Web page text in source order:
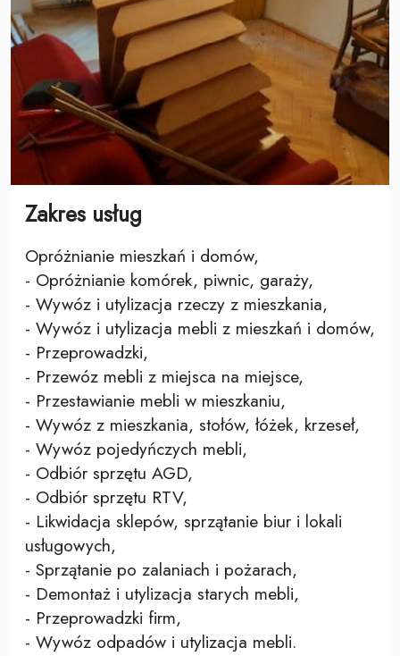
Zakres usług
Opróżnianie mieszkań i domów,
- Opróżnianie komórek, piwnic, garaży,
- Wywóz i utylizacja rzeczy z mieszkania,
- Wywóz i utylizacja mebli z mieszkań i domów,
- Przeprowadzki,
- Przewóz mebli z miejsca na miejsce,
- Przestawianie mebli w mieszkaniu,
- Wywóz z mieszkania, stołów, łóżek, krzeseł,
- Wywóz pojedyńczych mebli,
- Odbiór sprzętu AGD,
- Odbiór sprzętu RTV,
- Likwidacja sklepów, sprzątanie biur i lokali
usługowych,
- Sprzątanie po zalaniach i pożarach,
- Demontaż i utylizacja starych mebli,
- Przeprowadzki firm,
- Wywóz odpadów i utylizacja mebli.